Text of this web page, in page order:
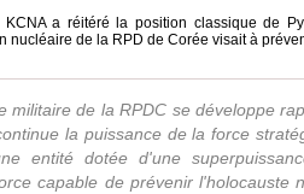
a réitéré la position classique de
nucléaire de la RPD de Corée visait à
militaire de la RPDC se développe
la puissance de la force
entité dotée d'une
capable de prévenir l'holocauste